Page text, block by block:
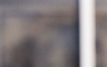
POSITIONEN
SCHWERPUNKTTHEMEN